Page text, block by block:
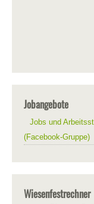
Jobangebote
Jobs und
(Facebook-Gruppe)
Wiesenfestrechner